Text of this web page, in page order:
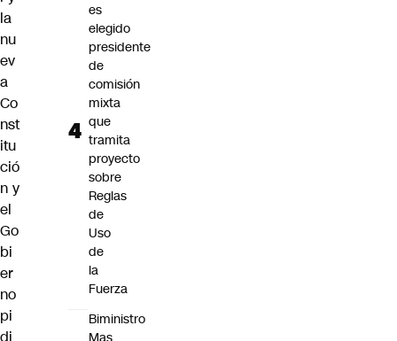
la
nu
ev
a
Co
nst
itu
ció
n y
el
Go
bi
er
no
pi
es
elegido
presidente
de
comisión
mixta
que
tramita
proyecto
sobre
Reglas
de
Uso
de
la
Fuerza
Biministro
Mas